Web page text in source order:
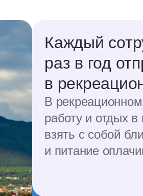
Каждый
раз в год
в
В
работу и отдых в
взять с собой
и питание